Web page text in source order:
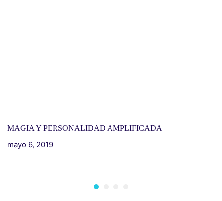
MAGIA Y PERSONALIDAD AMPLIFICADA
mayo 6, 2019